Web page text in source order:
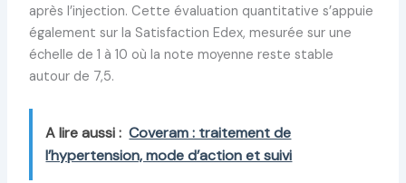
après l’injection. Cette évaluation quantitative s’appuie
également sur la Satisfaction Edex, mesurée sur une
échelle de 1 à 10 où la note moyenne reste stable
autour de 7,5.
A lire aussi : Coveram : traitement de
l’hypertension, mode d’action et suivi